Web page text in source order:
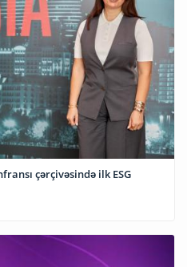
çərçivəsində ilk ESG